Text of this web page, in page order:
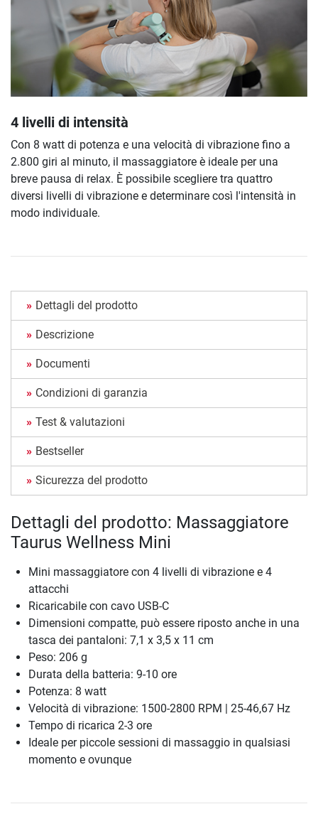
4 livelli di intensità
Con 8 watt di potenza e una velocità di vibrazione fino a
2.800 giri al minuto, il massaggiatore è ideale per una
breve pausa di relax. È possibile scegliere tra quattro
diversi livelli di vibrazione e determinare così l'intensità in
modo individuale.
Dettagli del prodotto
Descrizione
Documenti
Condizioni di garanzia
Test & valutazioni
Bestseller
Sicurezza del prodotto
Dettagli del prodotto: Massaggiatore
Taurus Wellness Mini
Mini massaggiatore con 4 livelli di vibrazione e 4
attacchi
Ricaricabile con cavo USB-C
Dimensioni compatte, può essere riposto anche in una
tasca dei pantaloni: 7,1 x 3,5 x 11 cm
Peso: 206 g
Durata della batteria: 9-10 ore
Potenza: 8 watt
Velocità di vibrazione: 1500-2800 RPM | 25-46,67 Hz
Tempo di ricarica 2-3 ore
Ideale per piccole sessioni di massaggio in qualsiasi
momento e ovunque